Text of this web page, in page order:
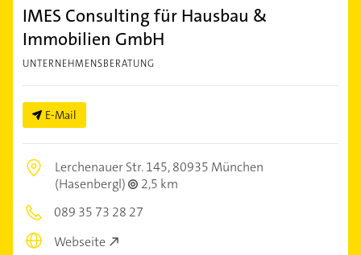
IMES Consulting für Hausbau &
Immobilien GmbH
UNTERNEHMENSBERATUNG
E-Mail
Lerchenauer Str. 145,80935 München
(Hasenbergl)
2,5 km
089 35 73 28 27
Webseite